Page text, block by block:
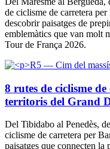
de ciclisme de carretera
descobrir paisatges de
emblemàtics que van molt
Tour de França 2026.
8 rutes de ciclisme
territoris del Grand
Del Tibidabo al Penedès,
ciclisme de carretera per
paisatges que connecten